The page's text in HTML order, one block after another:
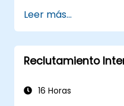
comunicarlas
Generar
través de una
Leer más...
Reclutamiento
16 Horas